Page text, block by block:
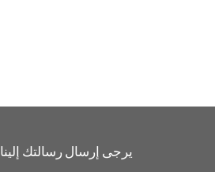
يرجى إرسال رسالتك إلينا